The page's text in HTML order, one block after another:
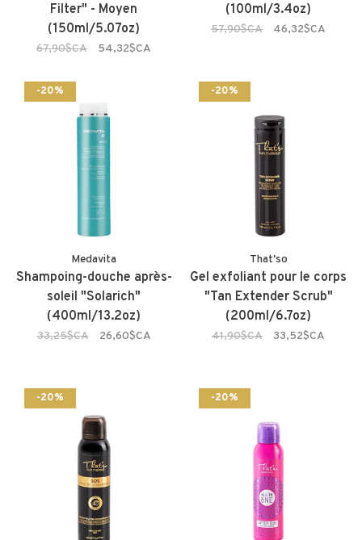
Filter" - Moyen
(150ml/5.07oz)
67,90$CA 54,32$CA
(100ml/3.4oz)
57,90$CA 46,32$CA
-20%
Medavita
Shampoing-douche après-
soleil "Solarich"
(400ml/13.2oz)
33,25$CA 26,60$CA
-20%
That'so
Gel exfoliant pour le corps
"Tan Extender Scrub"
(200ml/6.7oz)
41,90$CA 33,52$CA
-20% -20%